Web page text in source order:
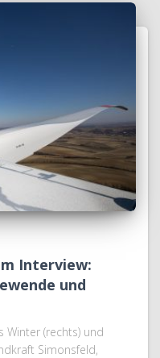
Interview:
und
Winter (rechts) und
Simonsfeld,